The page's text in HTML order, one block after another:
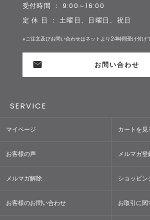
受付時間 ： 9:00～16:00
定 休 日 ： 土曜日、日曜日、祝日
※ご注文及びお問い合わせはネットより24時間受け付け
お問い合わせ
SERVICE
マイページ カートを見
お客様の声 メルマガ登
メルマガ解除 ショッピン
お客様のお問い合わせ お取引に